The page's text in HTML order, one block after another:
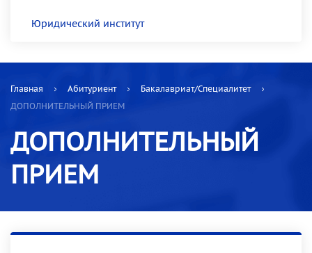
Юридический институт
Главная Абитуриент
Бакалавриат/Специалитет
ДОПОЛНИТЕЛЬНЫЙ ПРИЕМ
ДОПОЛНИТЕЛЬНЫЙ
ПРИЕМ